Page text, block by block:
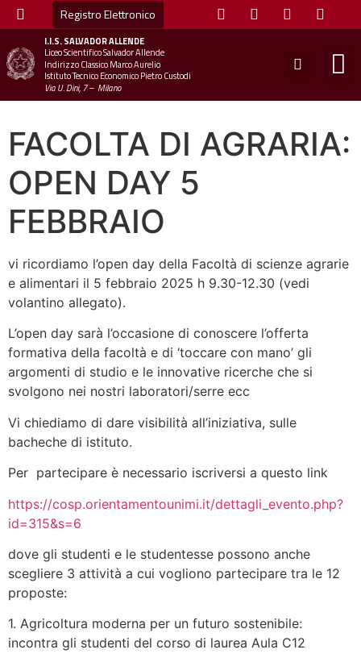
Registro Elettronico
I.I.S.SALVADOR ALLENDE
Liceo Scientifico Salvador Allende
Indirizzo Classico Marco Aurelio
Istituto Tecnico Economico Pietro Custodi
Via U. Dini, 7 – Milano
FACOLTA DI AGRARIA:
OPEN DAY 5
FEBBRAIO
vi ricordiamo l’open day della Facoltà di scienze agrarie
e alimentari il 5 febbraio 2025 h 9.30-12.30 (vedi
volantino allegato).
L’open day sarà l’occasione di conoscere l’offerta
formativa della facoltà e di ‘toccare con mano’ gli
argomenti di studio e le innovative ricerche che si
svolgono nei nostri laboratori/serre ecc
Vi chiediamo di dare visibilità all’iniziativa, sulle
bacheche di istituto.
Per partecipare è necessario iscriversi a questo link
https://cosp.orientamentounimi.it/dettagli_evento.php?
id=315&s=6
dove gli studenti e le studentesse possono anche
scegliere 3 attività a cui vogliono partecipare tra le 12
proposte:
1. Agricoltura moderna per un futuro sostenibile:
incontra gli studenti del corso di laurea Aula C12